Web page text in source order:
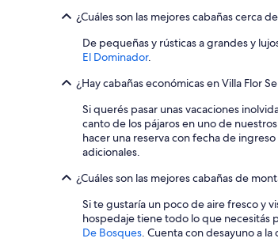
¿Cuáles son las mejores cabañas cerca
De pequeñas y rústicas a grandes y
El Dominador.
¿Hay cabañas económicas en Villa Flor
Si querés pasar unas vacaciones
canto de los pájaros en uno de
hacer una reserva con fecha de
adicionales.
¿Cuáles son las mejores cabañas de
Si te gustaría un poco de aire fresco y
hospedaje tiene todo lo que necesitás
De Bosques. Cuenta con desayuno a